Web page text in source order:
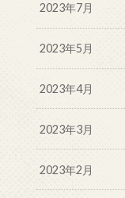
2023年7月
2023年5月
2023年4月
2023年3月
2023年2月